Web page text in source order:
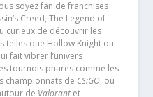
soyez fan de franchises
Creed, The Legend of
curieux de découvrir les
telles que Hollow Knight ou
fait vibrer l’univers
tournois phares comme les
championnats de CS:GO, ou
de Valorantet